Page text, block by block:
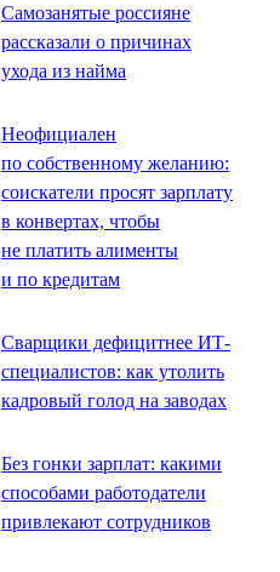
Самозанятые россияне
рассказали о причинах
ухода из найма
Неофициален
по собственному желанию:
соискатели просят зарплату
в конвертах, чтобы
не платить алименты
и по кредитам
Сварщики дефицитнее ИТ-
специалистов: как утолить
кадровый голод на заводах
Без гонки зарплат: какими
способами работодатели
привлекают сотрудников